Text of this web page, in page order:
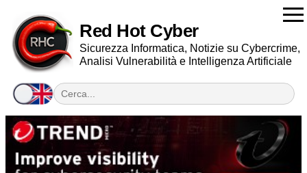
Red Hot Cyber
Sicurezza Informatica, Notizie su Cybercrime,
Analisi Vulnerabilità e Intelligenza Artificiale